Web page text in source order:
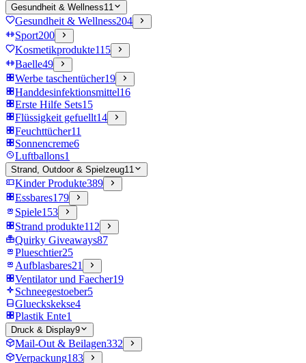
Gesundheit & Wellness11
Gesundheit & Wellness204
Sport200
Kosmetikprodukte115
Baelle49
Werbe taschentücher19
Handdesinfektionsmittel16
Erste Hilfe Sets15
Flüssigkeit gefuellt14
Feuchttücher11
Sonnencreme6
Luftballons1
Strand, Outdoor & Spielzeug11
Kinder Produkte389
Essbares179
Spiele153
Strand produkte112
Quirky Giveaways87
Plueschtier25
Aufblasbares21
Ventilator und Faecher19
Schneegestoeber5
Glueckskekse4
Plastik Ente1
Druck & Display9
Mail-Out & Beilagen332
Verpackung183